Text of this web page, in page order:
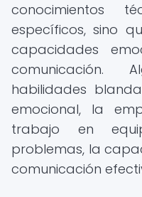
conocimientos
específicos, sino
capacidades
comunicación.
habilidades
emocional, la
trabajo en
problemas, la
comunicación